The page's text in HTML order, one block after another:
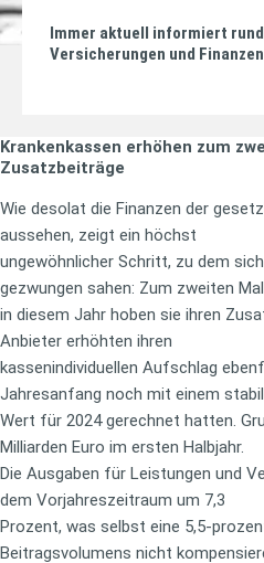
Immer aktuell informiert
Versicherungen und Finanzen
Krankenkassen erhöhen zum
Zusatzbeiträge
Wie desolat die Finanzen der
aussehen, zeigt ein höchst
ungewöhnlicher Schritt, zu dem
gezwungen sahen: Zum zweiten Mal
in diesem Jahr hoben sie ihren
Anbieter erhöhten ihren
kassenindividuellen Aufschlag
Jahresanfang noch mit einem
Wert für 2024 gerechnet hatten.
Milliarden Euro im ersten Halbjahr.
Die Ausgaben für Leistungen und
dem Vorjahreszeitraum um 7,3
Prozent, was selbst eine 5,5-
Beitragsvolumens nicht